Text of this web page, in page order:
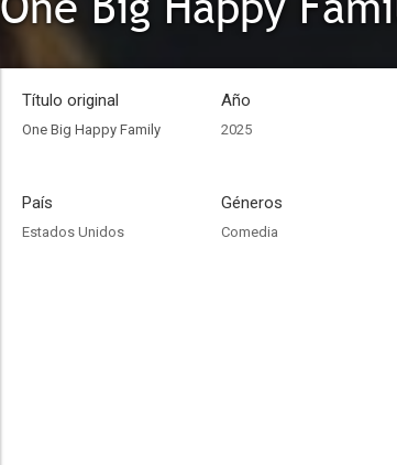
Título original
One Big Happy Family
Año
2025
País
Estados Unidos
Géneros
Comedia